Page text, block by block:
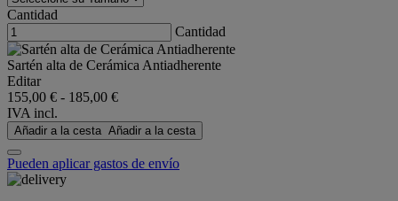
Cantidad
Cantidad
Sartén alta de Cerámica Antiadherente
Editar
155,00 € - 185,00 €
IVA incl.
Añadir a la cesta Añadir a la cesta
Pueden aplicar gastos de envío